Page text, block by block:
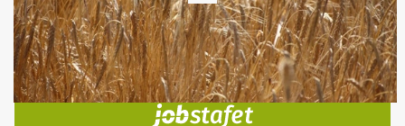
Jobs
i samarbejde med